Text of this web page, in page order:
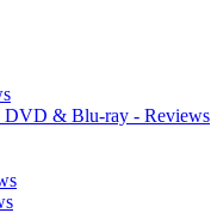
DVD & Blu-ray - Reviews